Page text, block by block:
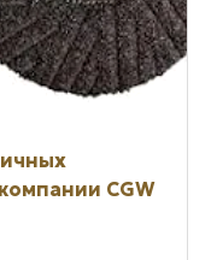
CGW